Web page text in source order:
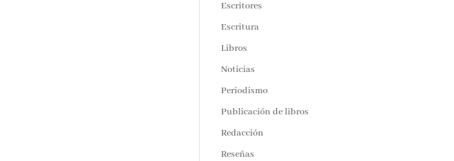
Escritores
Escritura
Libros
Noticias
Periodismo
Publicación de libros
Redacción
Reseñas